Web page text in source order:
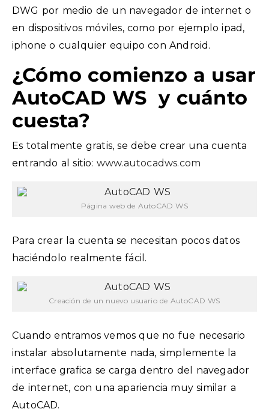
DWG por medio de un navegador de internet o
en dispositivos móviles, como por ejemplo ipad,
iphone o cualquier equipo con Android.
¿Cómo comienzo a usar
AutoCAD WS y cuánto
cuesta?
Es totalmente gratis, se debe crear una cuenta
entrando al sitio: www.autocadws.com
Página web de AutoCAD WS
Para crear la cuenta se necesitan pocos datos
haciéndolo realmente fácil.
Creación de un nuevo usuario de AutoCAD WS
Cuando entramos vemos que no fue necesario
instalar absolutamente nada, simplemente la
interface grafica se carga dentro del navegador
de internet, con una apariencia muy similar a
AutoCAD.